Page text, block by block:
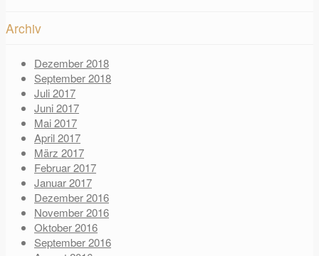
Archiv
Dezember 2018
September 2018
Juli 2017
Juni 2017
Mai 2017
April 2017
März 2017
Februar 2017
Januar 2017
Dezember 2016
November 2016
Oktober 2016
September 2016